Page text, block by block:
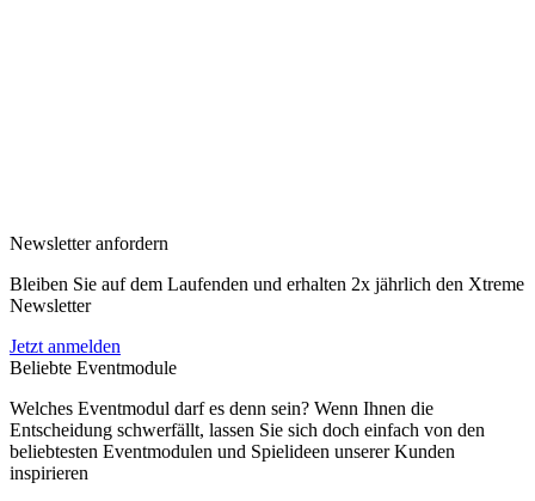
Newsletter anfordern
Bleiben Sie auf dem Laufenden und erhalten 2x jährlich den Xtreme
Newsletter
Jetzt anmelden
Beliebte Eventmodule
Welches Eventmodul darf es denn sein? Wenn Ihnen die
Entscheidung schwerfällt, lassen Sie sich doch einfach von den
beliebtesten Eventmodulen und Spielideen unserer Kunden
inspirieren